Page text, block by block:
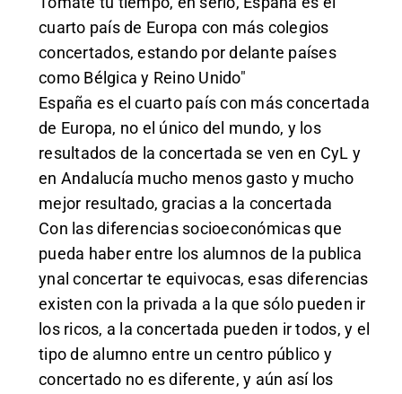
cuarto país de Europa con más colegios
concertados, estando por delante países
como Bélgica y Reino Unido"
España es el cuarto país con más concertada
de Europa, no el único del mundo, y los
resultados de la concertada se ven en CyL y
en Andalucía mucho menos gasto y mucho
mejor resultado, gracias a la concertada
Con las diferencias socioeconómicas que
pueda haber entre los alumnos de la publica
ynal concertar te equivocas, esas diferencias
existen con la privada a la que sólo pueden ir
los ricos, a la concertada pueden ir todos, y el
tipo de alumno entre un centro público y
concertado no es diferente, y aún así los